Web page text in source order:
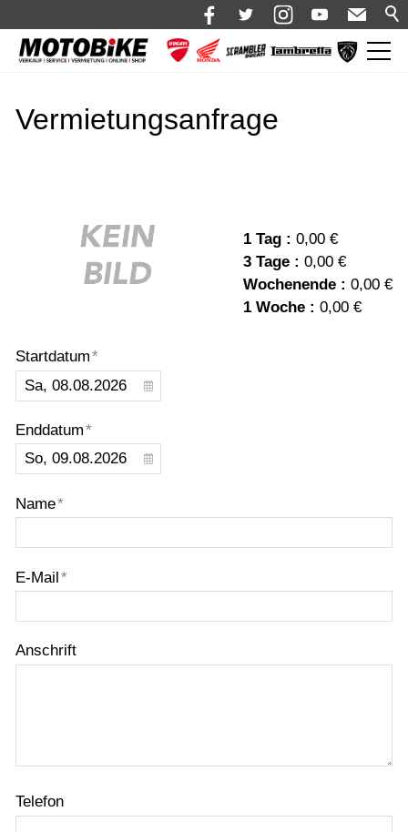
Shop 🛒
Bekleidung
Service
Karriere bei Motobike.de
Inhaltsverzeichnis
Datenschutz
Über uns
Vermietungsanfrage
1 Tag : 0,00 €
3 Tage : 0,00 €
Wochenende : 0,00 €
1 Woche : 0,00 €
Startdatum*
Enddatum*
Name*
E-Mail*
Anschrift
Telefon